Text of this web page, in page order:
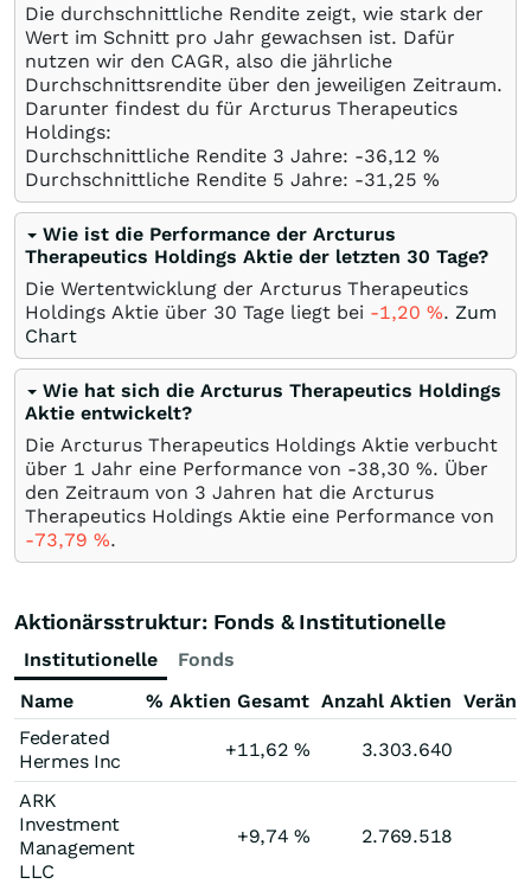
Die durchschnittliche Rendite zeigt, wie stark der
Wert im Schnitt pro Jahr gewachsen ist. Dafür
nutzen wir den CAGR, also die jährliche
Durchschnittsrendite über den jeweiligen Zeitraum.
Darunter findest du für Arcturus Therapeutics
Holdings:
Durchschnittliche Rendite 3 Jahre: -36,12 %
Durchschnittliche Rendite 5 Jahre: -31,25 %
Wie ist die Performance der Arcturus
Therapeutics Holdings Aktie der letzten 30 Tage?
Die Wertentwicklung der Arcturus Therapeutics
Holdings Aktie über 30 Tage liegt bei -1,20 %. Zum
Chart
Wie hat sich die Arcturus Therapeutics Holdings
Aktie entwickelt?
Die Arcturus Therapeutics Holdings Aktie verbucht
über 1 Jahr eine Performance von -38,30 %. Über
den Zeitraum von 3 Jahren hat die Arcturus
Therapeutics Holdings Aktie eine Performance von
-73,79 %.
Aktionärsstruktur: Fonds & Institutionelle
Institutionelle
Fonds
Name
% Aktien Gesamt Anzahl Aktien
Federated
Hermes Inc
+11,62% 3.303.640
ARK
Investment
Management
LLC
+9,74% 2.769.518